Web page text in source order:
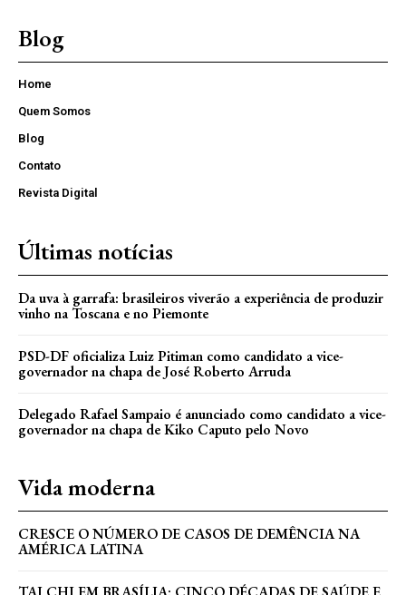
Blog
Home
Quem Somos
Blog
Contato
Revista Digital
Últimas notícias
Da uva à garrafa: brasileiros viverão a experiência de produzir
vinho na Toscana e no Piemonte
PSD-DF oficializa Luiz Pitiman como candidato a vice-
governador na chapa de José Roberto Arruda
Delegado Rafael Sampaio é anunciado como candidato a vice-
governador na chapa de Kiko Caputo pelo Novo
Vida moderna
CRESCE O NÚMERO DE CASOS DE DEMÊNCIA NA
AMÉRICA LATINA